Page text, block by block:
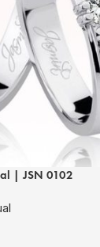
| JSN 0102